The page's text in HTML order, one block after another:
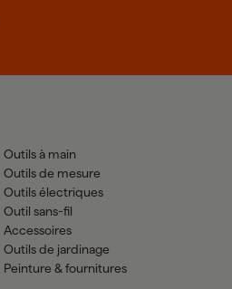
Outils à main
Outils de mesure
Outils électriques
Outil sans-fil
Accessoires
Outils de jardinage
Peinture & fournitures